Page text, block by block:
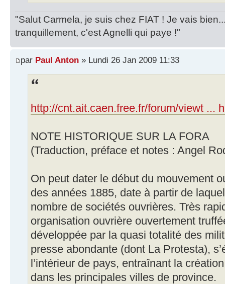
"Salut Carmela, je suis chez FIAT ! Je vais
tranquillement, c'est Agnelli qui paye !"
par Paul Anton » Lundi 26 Jan 2009 11:33
http://cnt.ait.caen.free.fr/forum/viewt ...
NOTE HISTORIQUE SUR LA FORA
(Traduction, préface et notes : Angel
On peut dater le début du mouvement
des années 1885, date à partir de
nombre de sociétés ouvrières. Très
organisation ouvrière ouvertement
développée par la quasi totalité des
presse abondante (dont La Protesta),
l’intérieur de pays, entraînant la
dans les principales villes de province.